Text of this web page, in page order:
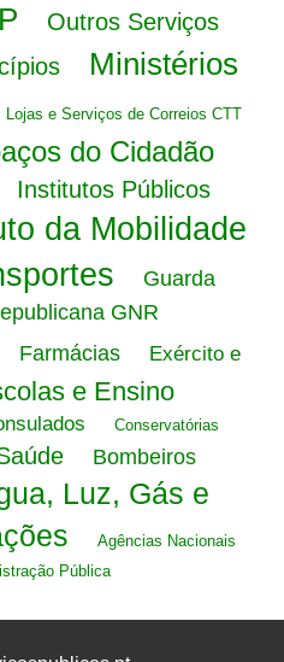
Outros Serviços
Ministérios
Lojas e Serviços de Correios CTT
do Cidadão
Institutos Públicos
da Mobilidade
Guarda
GNR
Farmácias
Exército e
e Ensino
Conservatórias
Bombeiros
Luz, Gás e
Agências Nacionais
Pública